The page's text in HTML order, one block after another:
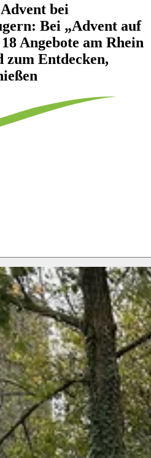
bei
Bei „Advent auf
Angebote am Rhein
zum Entdecken,